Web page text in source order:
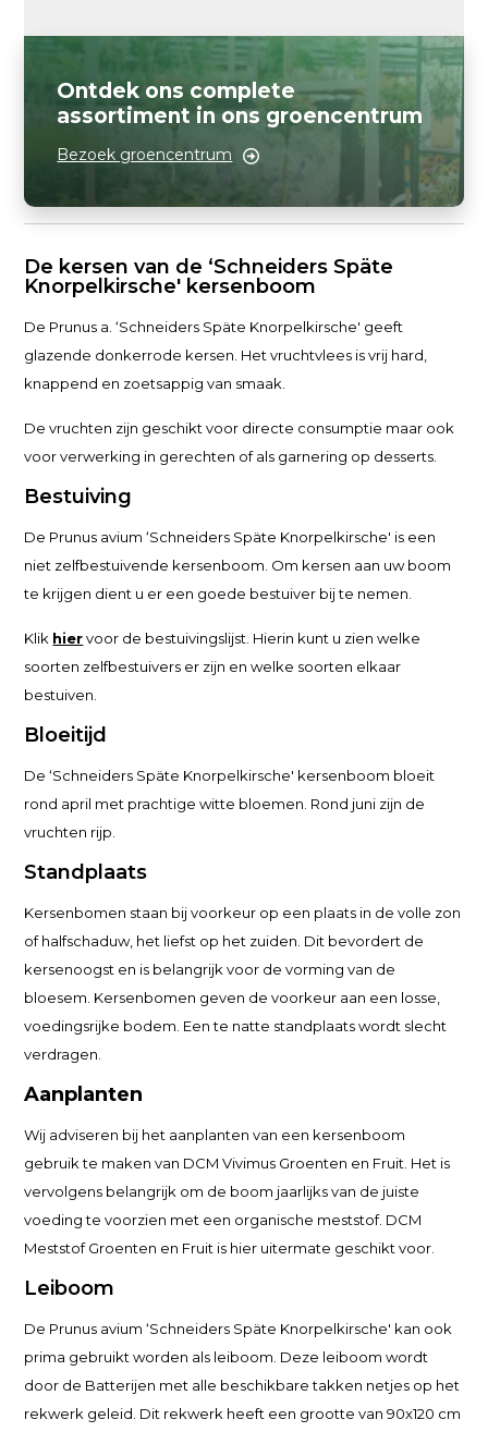
Ontdek ons complete
assortiment in ons groencentrum
Bezoek groencentrum
De kersen van de ‘Schneiders Späte
Knorpelkirsche' kersenboom
De Prunus a. ‘Schneiders Späte Knorpelkirsche' geeft
glazende donkerrode kersen. Het vruchtvlees is vrij hard,
knappend en zoetsappig van smaak.
De vruchten zijn geschikt voor directe consumptie maar ook
voor verwerking in gerechten of als garnering op desserts.
Bestuiving
De Prunus avium ‘Schneiders Späte Knorpelkirsche' is een
niet zelfbestuivende kersenboom. Om kersen aan uw boom
te krijgen dient u er een goede bestuiver bij te nemen.
Klik hiervoor de bestuivingslijst. Hierin kunt u zien welke
soorten zelfbestuivers er zijn en welke soorten elkaar
bestuiven.
Bloeitijd
De ‘Schneiders Späte Knorpelkirsche' kersenboom bloeit
rond april met prachtige witte bloemen. Rond juni zijn de
vruchten rijp.
Standplaats
Kersenbomen staan bij voorkeur op een plaats in de volle zon
of halfschaduw, het liefst op het zuiden. Dit bevordert de
kersenoogst en is belangrijk voor de vorming van de
bloesem. Kersenbomen geven de voorkeur aan een losse,
voedingsrijke bodem. Een te natte standplaats wordt slecht
verdragen.
Aanplanten
Wij adviseren bij het aanplanten van een kersenboom
gebruik te maken van DCM Vivimus Groenten en Fruit. Het is
vervolgens belangrijk om de boom jaarlijks van de juiste
voeding te voorzien met een organische meststof. DCM
Meststof Groenten en Fruit is hier uitermate geschikt voor.
Leiboom
De Prunus avium ‘Schneiders Späte Knorpelkirsche' kan ook
prima gebruikt worden als leiboom. Deze leiboom wordt
door de Batterijen met alle beschikbare takken netjes op het
rekwerk geleid. Dit rekwerk heeft een grootte van 90x120 cm